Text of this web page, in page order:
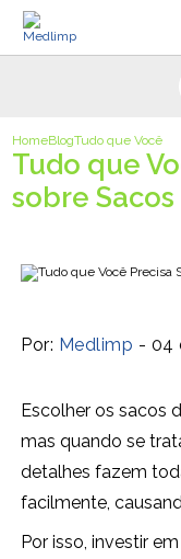
HomeBlogTudo que Você
Tudo que
sobre
Por: Medlimp - 04
Escolher os sacos
mas quando se
detalhes fazem
facilmente,
Por isso, investir